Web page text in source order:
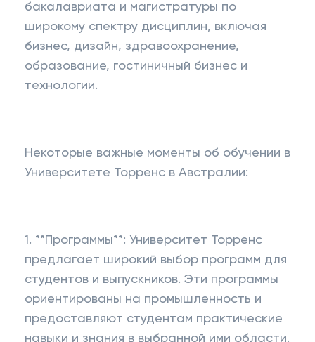
бакалавриата и магистратуры по
широкому спектру дисциплин, включая
бизнес, дизайн, здравоохранение,
образование, гостиничный бизнес и
технологии.
Некоторые важные моменты об обучении в
Университете Торренс в Австралии:
1. **Программы**: Университет Торренс
предлагает широкий выбор программ для
студентов и выпускников. Эти программы
ориентированы на промышленность и
предоставляют студентам практические
навыки и знания в выбранной ими области.